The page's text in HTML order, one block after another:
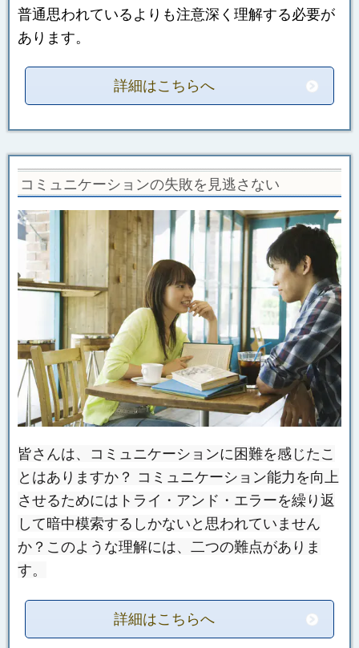
普通思われているよりも注意深く理解する必要が
あります。
詳細はこちらへ
コミュニケーションの失敗を見逃さない
皆さんは、コミュニケーションに困難を感じたこ
とはありますか？ コミュニケーション能力を向上
させるためにはトライ・アンド・エラーを繰り返
して暗中模索するしかないと思われていません
か？このような理解には、二つの難点がありま
す。
詳細はこちらへ